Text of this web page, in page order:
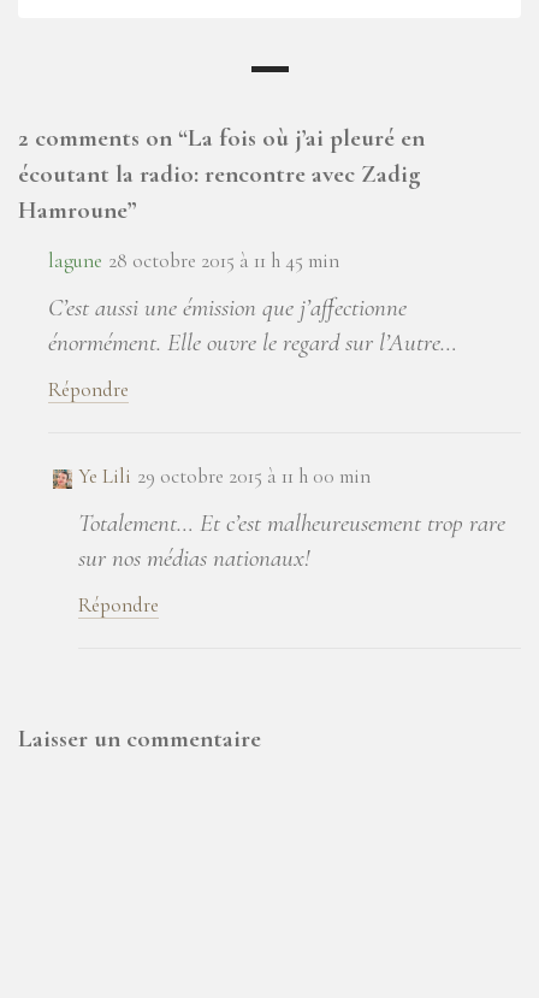
2 comments on “La fois où j’ai pleuré en
écoutant la radio: rencontre avec Zadig
Hamroune”
lagune 28 octobre 2015 à 11 h 45 min
C’est aussi une émission que j’affectionne
énormément. Elle ouvre le regard sur l’Autre…
Répondre
Ye Lili 29 octobre 2015 à 11 h 00 min
Totalement… Et c’est malheureusement trop rare
sur nos médias nationaux!
Répondre
Laisser un commentaire